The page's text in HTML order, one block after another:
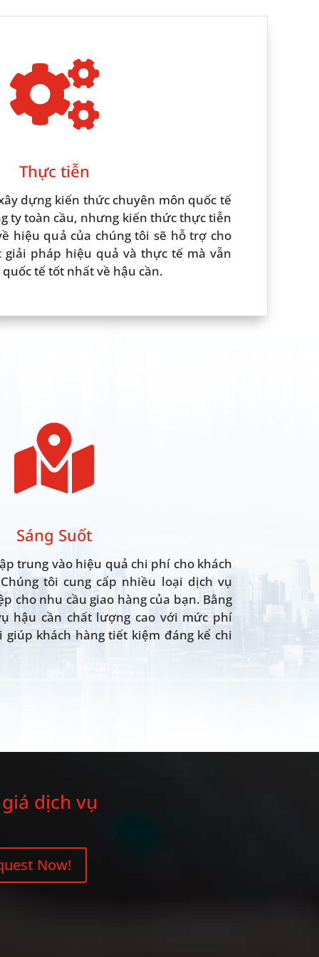

Thực tiễn
dựng kiến thức chuyên môn quốc tế
ty toàn cầu, nhưng kiến thức thực tiễn
hiệu quả của chúng tôi sẽ hỗ trợ cho
giải pháp hiệu quả và thực tế mà vẫn
tế tốt nhất về hậu cần.

Sáng Suốt
trung vào hiệu quả chi phí cho khách
tôi cung cấp nhiều loại dịch vụ
cho nhu cầu giao hàng của bạn. Bằng
hậu cần chất lượng cao với mức phí
khách hàng tiết kiệm đáng kể chi
dịch vụ
Now!